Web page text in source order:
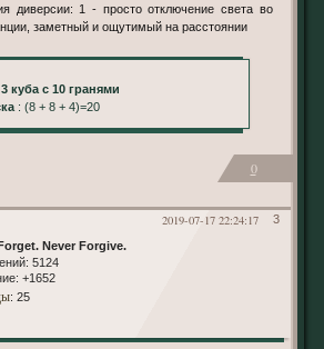
диверсии: 1 - просто отключение света во
заметный и ощутимый на расстоянии
3 куба с 10 гранями
: (8 + 8 + 4)=20
0
3
2019-07-17 22:24:17
Never Forgive.
5124
+1652
: 25